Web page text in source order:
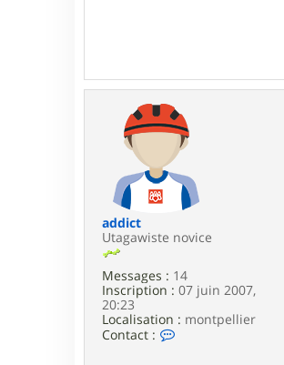
addict
Utagawiste novice
Messages : 14
Inscription : 07 juin 2007,
20:23
Localisation : montpellier
Contact :